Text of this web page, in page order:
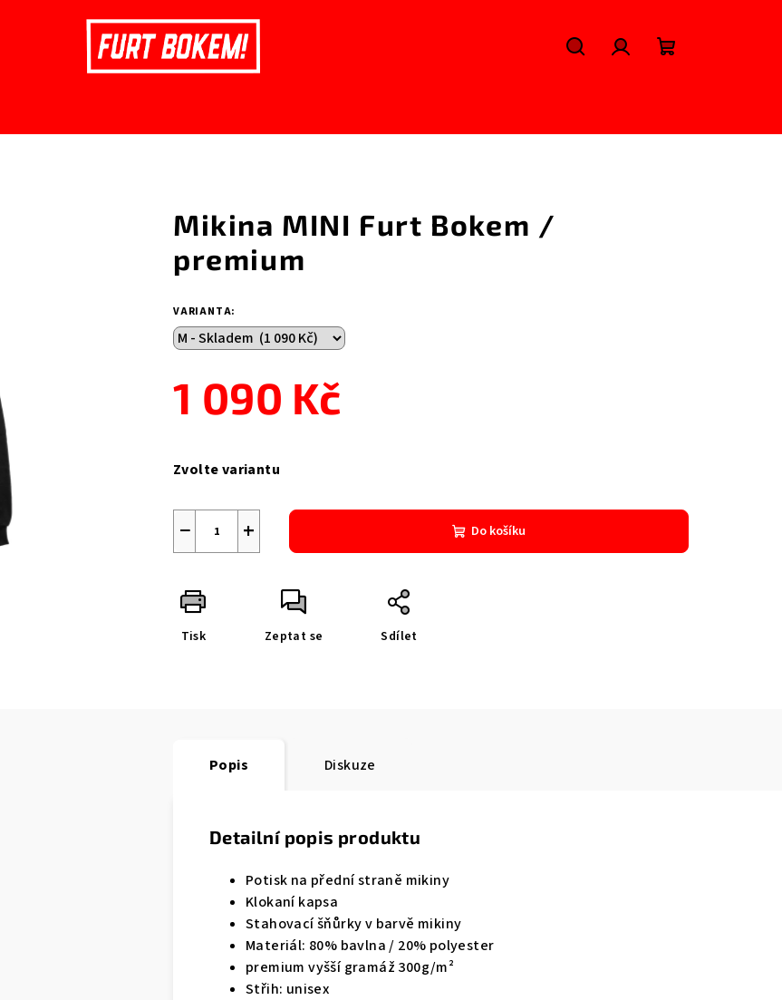
Mikina MINI Furt Bokem /
premium
VARIANTA:
1 090 Kč
cena:
Zvolte variantu
+
− Do košíku
Tisk Zeptat se Sdílet
Popis Diskuze
Detailní popis produktu
Potisk na přední straně mikiny
Klokaní kapsa
Stahovací šňůrky v barvě mikiny
Materiál: 80% bavlna / 20% polyester
premium vyšší gramáž 300g/m²
Střih: unisex